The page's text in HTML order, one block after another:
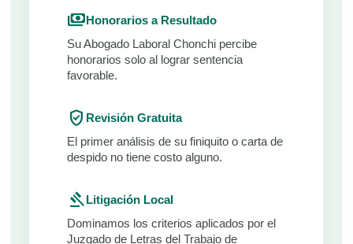
paymentsHonorarios a Resultado
Su Abogado Laboral Chonchi percibe
honorarios solo al lograr sentencia
favorable.
verified_user Revisión Gratuita
El primer análisis de su finiquito o carta de
despido no tiene costo alguno.
gavelLitigación Local
Dominamos los criterios aplicados por el
Juzgado de Letras del Trabajo de